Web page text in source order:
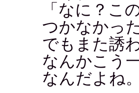
「なに？こ
つかなかっ
でもまた誘
なんかこう
なんだよね。